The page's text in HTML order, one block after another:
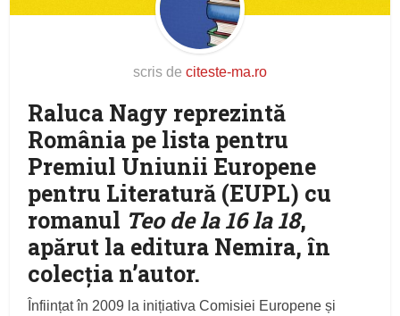
scris de citeste-ma.ro
Raluca Nagy reprezintă
România pe lista pentru
Premiul Uniunii Europene
pentru Literatură (EUPL) cu
romanul Teo de la 16 la 18,
apărut la editura Nemira, în
colecția n’autor.
Înființat în 2009 la inițiativa Comisiei Europene și